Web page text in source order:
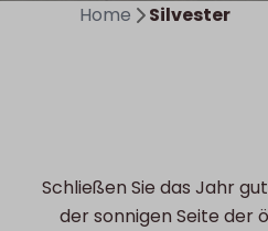
Home Silvester
Schließen Sie das Jahr
der sonnigen Seite der